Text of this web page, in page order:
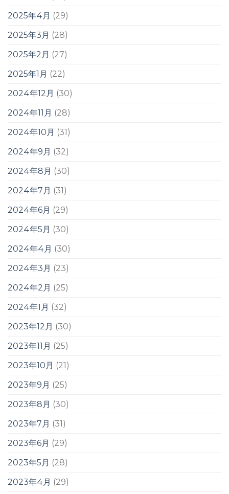
2025年4月 (29)
2025年3月 (28)
2025年2月 (27)
2025年1月 (22)
2024年12月 (30)
2024年11月 (28)
2024年10月 (31)
2024年9月 (32)
2024年8月 (30)
2024年7月 (31)
2024年6月 (29)
2024年5月 (30)
2024年4月 (30)
2024年3月 (23)
2024年2月 (25)
2024年1月 (32)
2023年12月 (30)
2023年11月 (25)
2023年10月 (21)
2023年9月 (25)
2023年8月 (30)
2023年7月 (31)
2023年6月 (29)
2023年5月 (28)
2023年4月 (29)